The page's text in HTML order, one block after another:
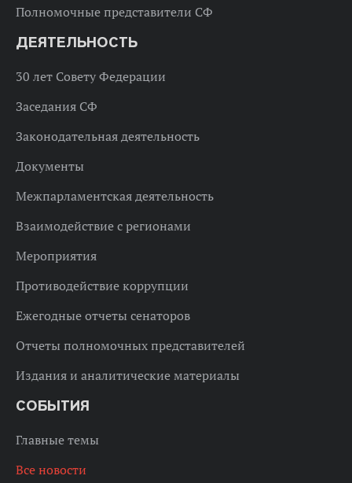
Полномочные представители СФ
ДЕЯТЕЛЬНОСТЬ
30 лет Совету Федерации
Заседания СФ
Законодательная деятельность
Документы
Межпарламентская деятельность
Взаимодействие с регионами
Мероприятия
Противодействие коррупции
Ежегодные отчеты сенаторов
Отчеты полномочных представителей
Издания и аналитические материалы
СОБЫТИЯ
Главные темы
Все новости